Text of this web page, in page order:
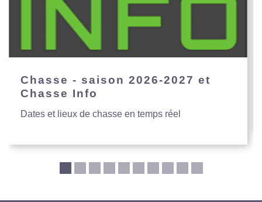
Chasse - saison 2026-2027 et
Chasse Info
Dates et lieux de chasse en temps réel